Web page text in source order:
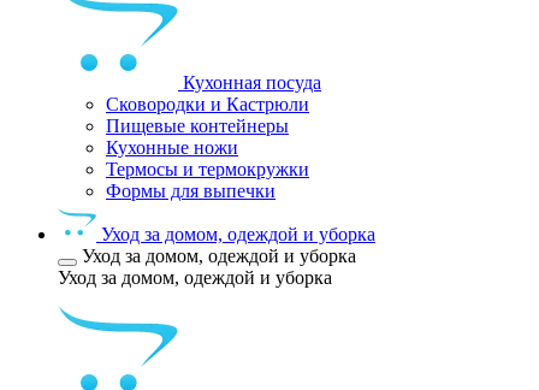
Кухонная посуда
Сковородки и Кастрюли
Пищевые контейнеры
Кухонные ножи
Термосы и термокружки
Формы для выпечки
Уход за домом, одеждой и уборка
Уход за домом, одеждой и уборка
Уход за домом, одеждой и уборка